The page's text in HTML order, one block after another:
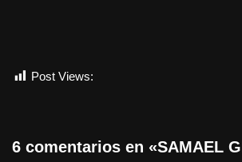
Post Views:
6 comentarios en «SAMAEL